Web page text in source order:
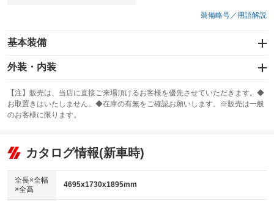
装備略号／用語解説
基本装備
エアバッグ
：装備なし
：装備あり
サンルーフ
：装備なし ABS
リフトアップ
：装備なし
：装備なし
パワーウィンドウ
外装・内装
カーナビ：TV&ナビ
：装備あり
TV：フルセグ
：装備あり
ビジュアル：-／DVD再生
：装備あり
：装備あり
革シート
【注】販売は、当店に直接ご来場頂けるお客様を優先させていただきます。◆
お取置きはいたしません。◆在庫の有無をご確認お願いします。※販売は一般
のお客様に限ります。
カタログ情報(新車時)
全長×全幅
×全高
4695x1730x1895mm